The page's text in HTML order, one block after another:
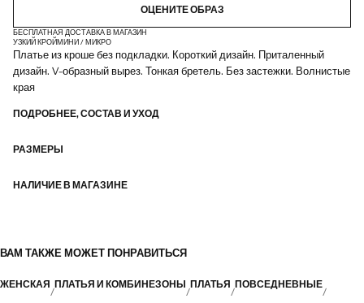
ОЦЕНИТЕ ОБРАЗ
БЕСПЛАТНАЯ ДОСТАВКА В МАГАЗИН
УЗКИЙ КРОЙМИНИ / МИКРО
Платье из кроше без подкладки. Короткий дизайн. Приталенный
дизайн. V-образный вырез. Тонкая бретель. Без застежки. Волнистые
края
ПОДРОБНЕЕ, СОСТАВ И УХОД
РАЗМЕРЫ
НАЛИЧИЕ В МАГАЗИНЕ
ВАМ ТАКЖЕ МОЖЕТ ПОНРАВИТЬСЯ
ЖЕНСКАЯ ПЛАТЬЯ И КОМБИНЕЗОНЫ ПЛАТЬЯ ПОВСЕДНЕВНЫЕ